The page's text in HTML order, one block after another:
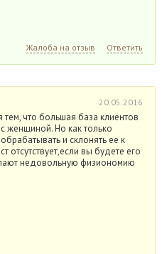
Жалоба на отзыв Ответить
20.05.2016
что большая база клиентов
женщиной. Но как только
и склонять ее к
вы будете его
недовольную физиономию